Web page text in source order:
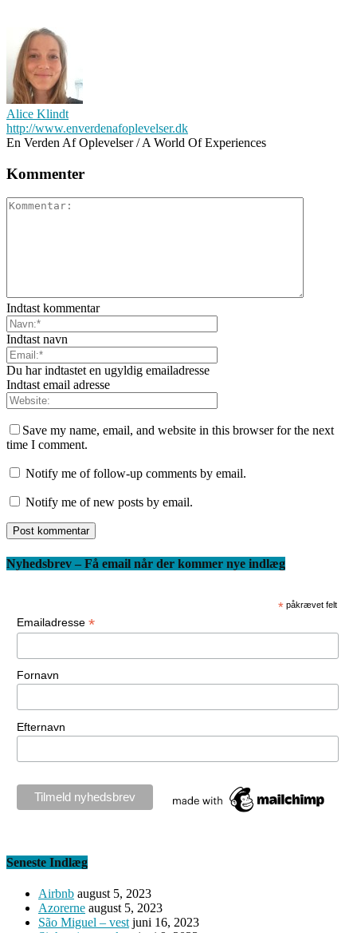
Alice Klindt
http://www.enverdenafoplevelser.dk
En Verden Af Oplevelser / A World Of Experiences
Kommenter
Indtast kommentar
Indtast navn
Du har indtastet en ugyldig emailadresse
Indtast email adresse
Save my name, email, and website in this browser for the next
time I comment.
Notify me of follow-up comments by email.
Notify me of new posts by email.
Nyhedsbrev – Få email når der kommer nye indlæg
* påkrævet felt
Emailadresse *
Fornavn
Efternavn
Seneste Indlæg
Airbnb august 5, 2023
Azorerne august 5, 2023
São Miguel – vest juni 16, 2023